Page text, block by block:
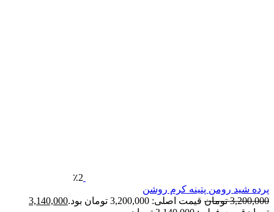
٪2
شید رومن پتینه کرم روشن
تومان قیمت اصلی: 3,200,000 تومان بود.
3,140,000